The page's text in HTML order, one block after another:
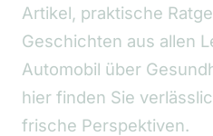
Artikel, praktische
Geschichten aus allen
Automobil über
hier finden Sie
frische Perspektiven.